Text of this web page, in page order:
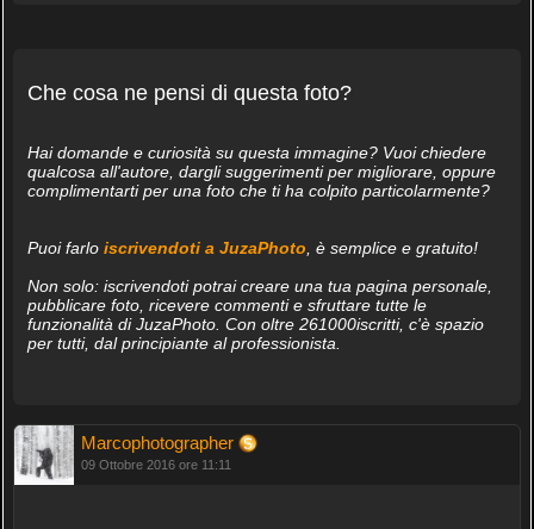
Che cosa ne pensi di questa foto?
Hai domande e curiosità su questa immagine? Vuoi chiedere
qualcosa all'autore, dargli suggerimenti per migliorare, oppure
complimentarti per una foto che ti ha colpito particolarmente?
Puoi farlo iscrivendoti a JuzaPhoto, è semplice e gratuito!
Non solo: iscrivendoti potrai creare una tua pagina personale,
pubblicare foto, ricevere commenti e sfruttare tutte le
funzionalità di JuzaPhoto. Con oltre 261000iscritti, c'è spazio
per tutti, dal principiante al professionista.
Marcophotographer
09 Ottobre 2016 ore 11:11